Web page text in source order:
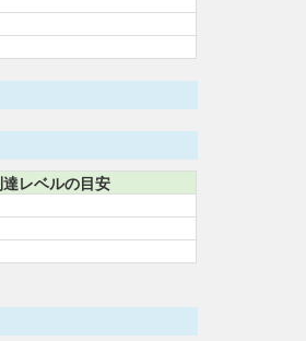
レベルの目安